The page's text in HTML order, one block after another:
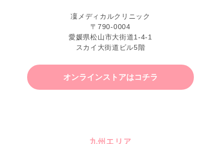
凜メディカルクリニック
〒790-0004
愛媛県松山市大街道1-4-1
スカイ大街道ビル5階
オンラインストアはコチラ
九州エリア